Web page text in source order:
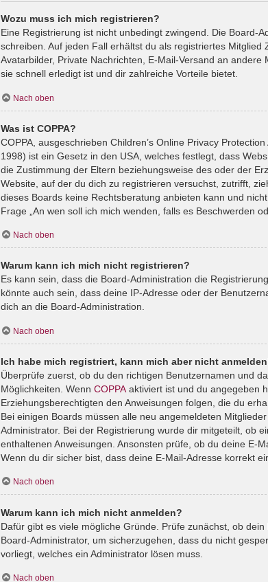
Wozu muss ich mich registrieren?
Eine Registrierung ist nicht unbedingt zwingend. Die Board-
schreiben. Auf jeden Fall erhältst du als registriertes
Avatarbilder, Private Nachrichten, E-Mail-Versand an
sie schnell erledigt ist und dir zahlreiche Vorteile bietet.
Nach oben
Was ist COPPA?
COPPA, ausgeschrieben Children’s Online Privacy
1998) ist ein Gesetz in den USA, welches festlegt, dass
die Zustimmung der Eltern beziehungsweise des oder der
Website, auf der du dich zu registrieren versuchst, zutrifft,
dieses Boards keine Rechtsberatung anbieten kann und
Frage „An wen soll ich mich wenden, falls es Beschwerden
Nach oben
Warum kann ich mich nicht registrieren?
Es kann sein, dass die Board-Administration die
könnte auch sein, dass deine IP-Adresse oder der
dich an die Board-Administration.
Nach oben
Ich habe mich registriert, kann mich aber nicht
Überprüfe zuerst, ob du den richtigen Benutzernamen und
Möglichkeiten. Wenn COPPA aktiviert ist und du angegeben
Erziehungsberechtigten den Anweisungen folgen, die du
Bei einigen Boards müssen alle neu angemeldeten
Administrator. Bei der Registrierung wurde dir mitgeteilt, ob
enthaltenen Anweisungen. Ansonsten prüfe, ob du deine E-
Wenn du dir sicher bist, dass deine E-Mail-Adresse korrekt
Nach oben
Warum kann ich mich nicht anmelden?
Dafür gibt es viele mögliche Gründe. Prüfe zunächst, ob
Board-Administrator, um sicherzugehen, dass du nicht
vorliegt, welches ein Administrator lösen muss.
Nach oben